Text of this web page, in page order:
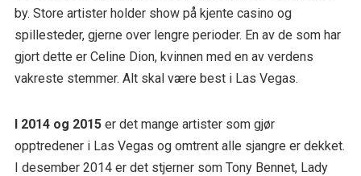
by. Store artister holder show på kjente casino og
spillesteder, gjerne over lengre perioder. En av de som har
gjort dette er Celine Dion, kvinnen med en av verdens
vakreste stemmer. Alt skal være best i Las Vegas.
I 2014 og 2015er det mange artister som gjør
opptredener i Las Vegas og omtrent alle sjangre er dekket.
I desember 2014 er det stjerner som Tony Bennet, Lady